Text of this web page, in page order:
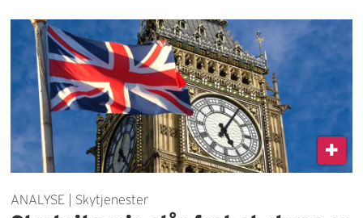
ANALYSE | Skytjenester